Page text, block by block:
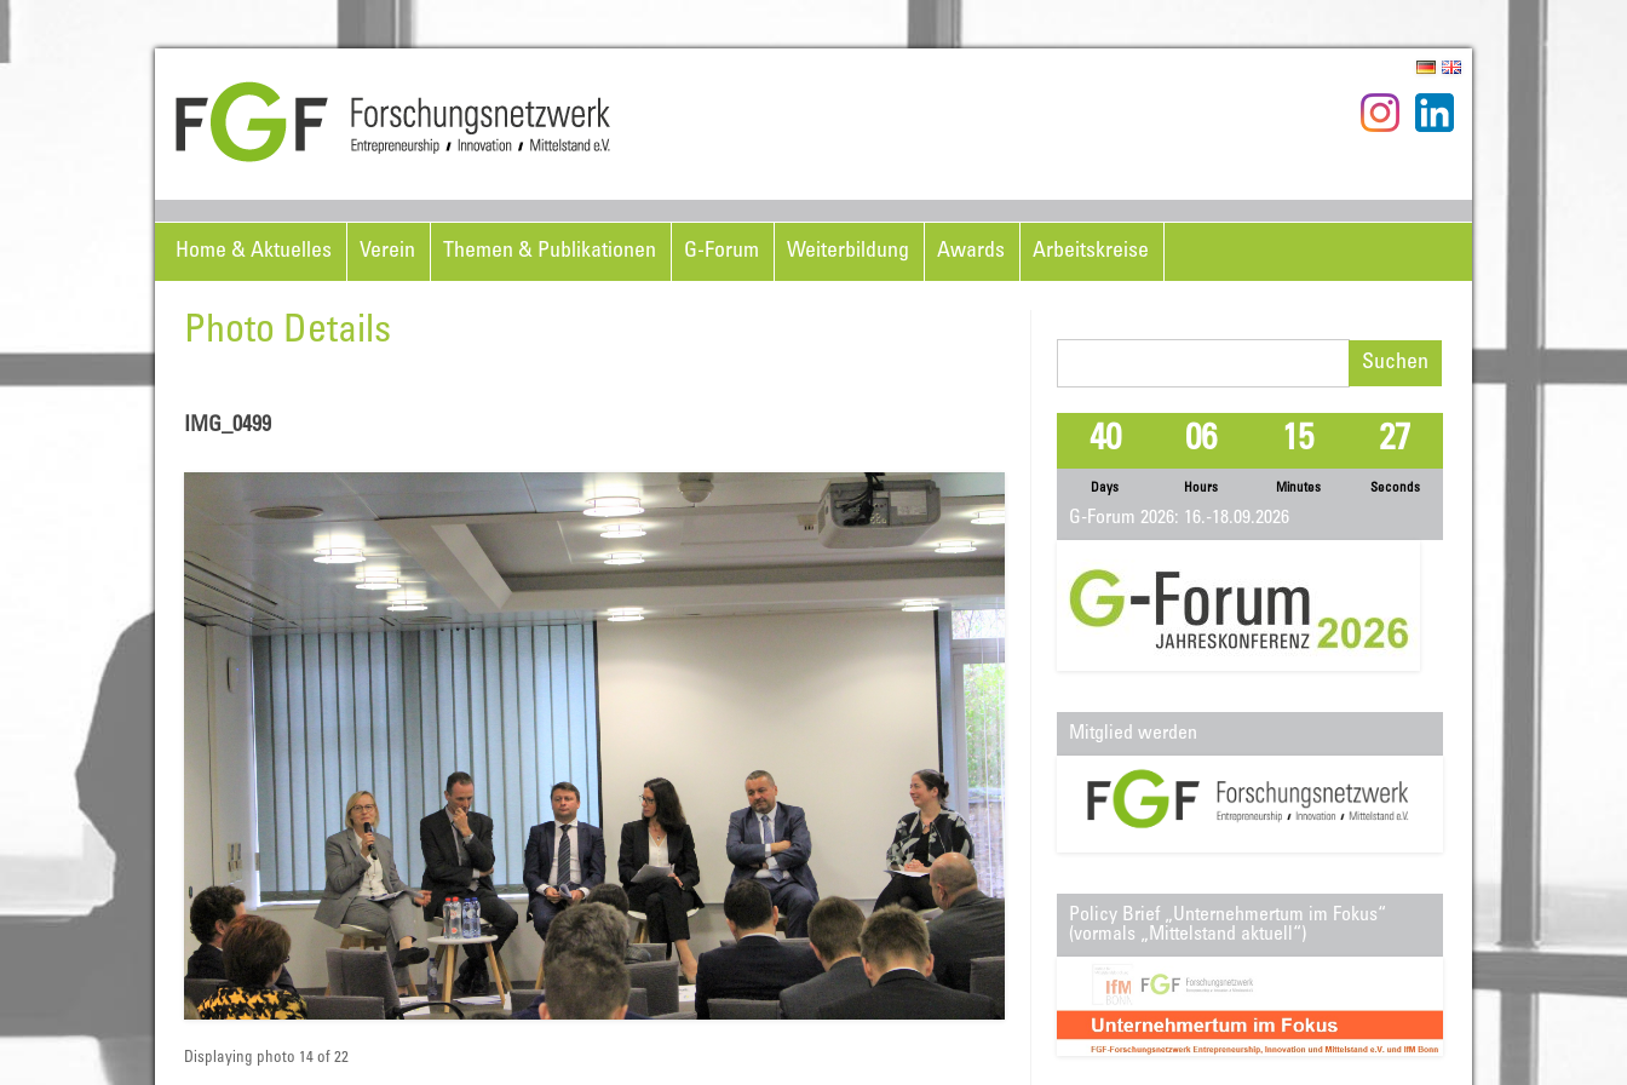
Home & Aktuelles Verein Themen & Publikationen G-Forum Weiterbildung Awards Arbeitskreise
Photo Details
IMG_0499
Displaying photo 14 of 22
40
Days
06
Hours
15
Minutes
26
Seconds
G-Forum 2026: 16.-18.09.2026
Mitglied werden
Policy Brief „Unternehmertum im Fokus“
(vormals „Mittelstand aktuell“)